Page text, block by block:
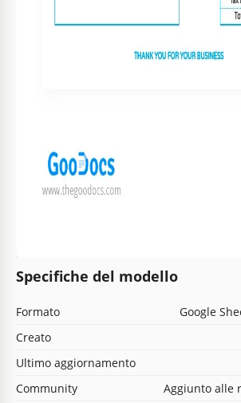
Specifiche del modello
Formato
Google
Creato
Ultimo aggiornamento
Community
Aggiunto alle